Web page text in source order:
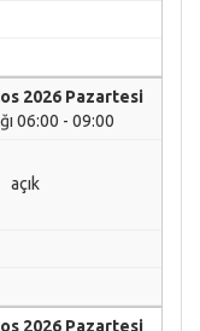
2026 Pazartesi
06:00 - 09:00
açık
2026 Pazartesi